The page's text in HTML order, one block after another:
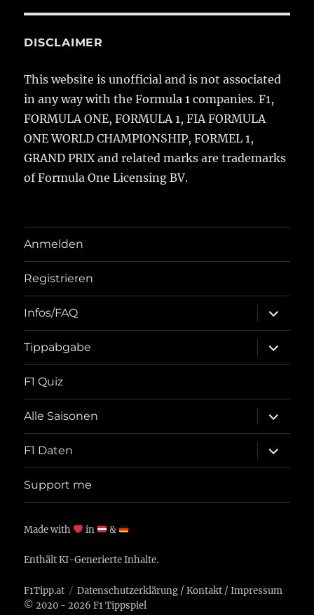
DISCLAIMER
This website is unofficial and is not associated
in any way with the Formula 1 companies. F1,
FORMULA ONE, FORMULA 1, FIA FORMULA
ONE WORLD CHAMPIONSHIP, FORMEL 1,
GRAND PRIX and related marks are trademarks
of Formula One Licensing BV.
Anmelden
Registrieren
Infos/FAQ
öffnen
Tippabgabe
öffnen
F1 Quiz
Alle Saisonen
öffnen
F1 Daten
öffnen
Support me
Made with in &
Enthält KI-Generierte Inhalte.
F1Tipp.at Datenschutzerklärung /Kontakt /Impressum
© 2020 - 2026 F1 Tippspiel